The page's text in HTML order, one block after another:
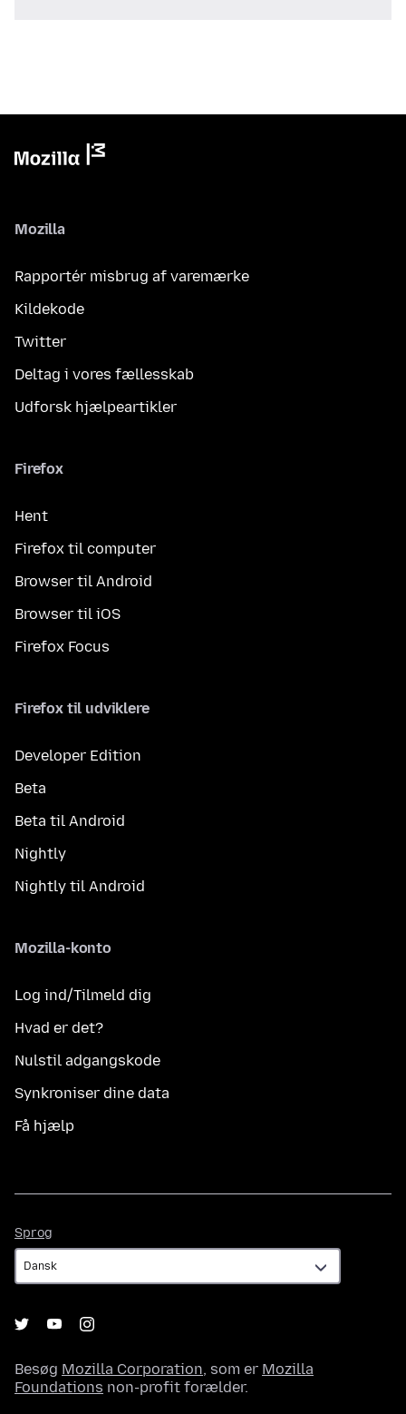
Mozilla
Rapportér misbrug af varemærke
Kildekode
Twitter
Deltag i vores fællesskab
Udforsk hjælpeartikler
Firefox
Hent
Firefox til computer
Browser til Android
Browser til iOS
Firefox Focus
Firefox til udviklere
Developer Edition
Beta
Beta til Android
Nightly
Nightly til Android
Mozilla-konto
Log ind/Tilmeld dig
Hvad er det?
Nulstil adgangskode
Synkroniser dine data
Få hjælp
Sprog
Besøg Mozilla Corporation, som er Mozilla
Foundations non-profit forælder.